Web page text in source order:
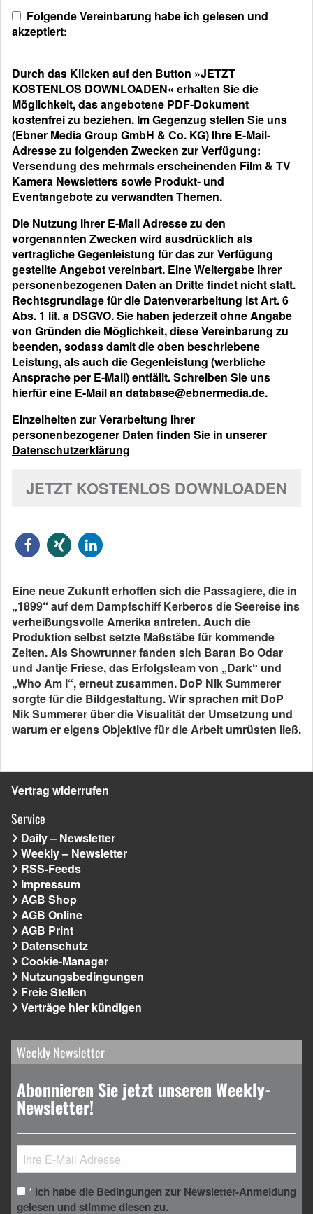
Folgende Vereinbarung habe ich gelesen und
akzeptiert:
Durch das Klicken auf den Button »JETZT
KOSTENLOS DOWNLOADEN« erhalten Sie die
Möglichkeit, das angebotene PDF-Dokument
kostenfrei zu beziehen. Im Gegenzug stellen Sie uns
(Ebner Media Group GmbH & Co. KG) Ihre E-Mail-
Adresse zu folgenden Zwecken zur Verfügung:
Versendung des mehrmals erscheinenden Film & TV
Kamera Newsletters sowie Produkt- und
Eventangebote zu verwandten Themen.
Die Nutzung Ihrer E-Mail Adresse zu den
vorgenannten Zwecken wird ausdrücklich als
vertragliche Gegenleistung für das zur Verfügung
gestellte Angebot vereinbart. Eine Weitergabe Ihrer
personenbezogenen Daten an Dritte findet nicht statt.
Rechtsgrundlage für die Datenverarbeitung ist Art. 6
Abs. 1 lit. a DSGVO. Sie haben jederzeit ohne Angabe
von Gründen die Möglichkeit, diese Vereinbarung zu
beenden, sodass damit die oben beschriebene
Leistung, als auch die Gegenleistung (werbliche
Ansprache per E-Mail) entfällt. Schreiben Sie uns
hierfür eine E-Mail an database@ebnermedia.de.
Einzelheiten zur Verarbeitung Ihrer
personenbezogener Daten finden Sie in unserer
Datenschutzerklärung
JETZT KOSTENLOS DOWNLOADEN
Eine neue Zukunft erhoffen sich die Passagiere, die in
„1899“ auf dem Dampfschiff Kerberos die Seereise ins
verheißungsvolle Amerika antreten. Auch die
Produktion selbst setzte Maßstäbe für kommende
Zeiten. Als Showrunner fanden sich Baran Bo Odar
und Jantje Friese, das Erfolgsteam von „Dark“ und
„Who Am I“, erneut zusammen. DoP Nik Summerer
sorgte für die Bildgestaltung. Wir sprachen mit DoP
Nik Summerer über die Visualität der Umsetzung und
warum er eigens Objektive für die Arbeit umrüsten ließ.
Vertrag widerrufen
Service
Daily – Newsletter
Weekly – Newsletter
RSS-Feeds
Impressum
AGB Shop
AGB Online
AGB Print
Datenschutz
Cookie-Manager
Nutzungsbedingungen
Freie Stellen
Verträge hier kündigen
Weekly Newsletter
Abonnieren Sie jetzt unseren Weekly-
Newsletter!
* Ich habe die Bedingungen zur Newsletter-Anmeldung
gelesen und stimme diesen zu.